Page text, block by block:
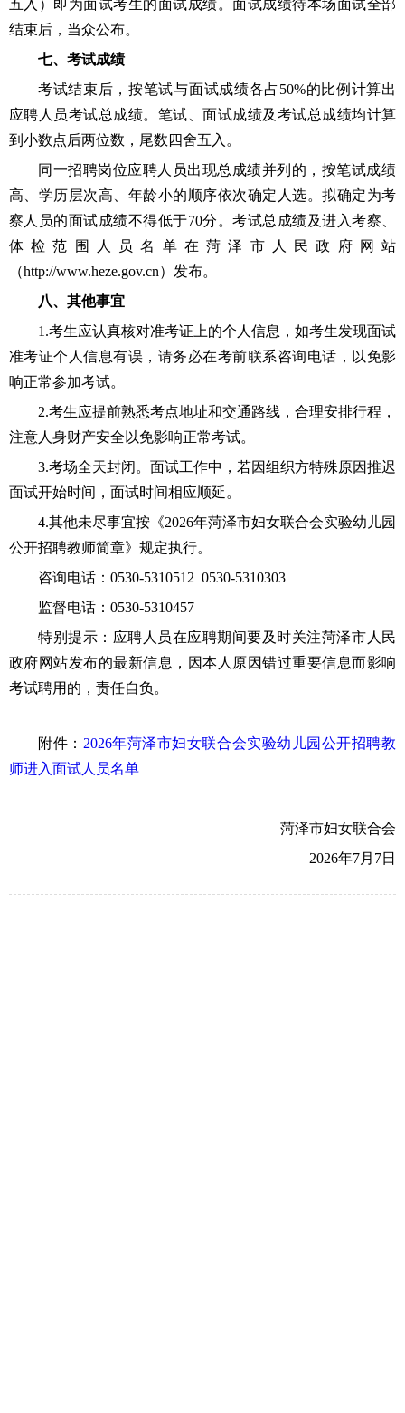
五入）即为面试考生的面试成绩。面试成绩待本场面试全部
结束后，当众公布。
七、考试成绩
考试结束后，按笔试与面试成绩各占50%的比例计算出
应聘人员考试总成绩。笔试、面试成绩及考试总成绩均计算
到小数点后两位数，尾数四舍五入。
同一招聘岗位应聘人员出现总成绩并列的，按笔试成绩
高、学历层次高、年龄小的顺序依次确定人选。拟确定为考
察人员的面试成绩不得低于70分。考试总成绩及进入考察、
体检范围人员名单在菏泽市
人民政府网站
（http://www.heze.gov.cn）发布。
八、其他事宜
1.考生应认真核对准考证上的个人信息，如考生发现面试
准考证个人信息有误，请务必在考前联系咨询电话，以免影
响正常参加考试。
2.考生应提前熟悉考点地址和交通路线，合理安排行程，
注意人身财产安全以免影响正常考试。
3.考场全天封闭。面试工作中，若因组织方特殊原因推迟
面试开始时间，面试时间相应顺延。
4.其他未尽事宜按《2026年菏泽市妇女联合会实验幼儿园
公开招聘教师简章》规定执行。
咨询电话： 0530-5310512 0530-5310303
监督电话： 0530-5310457
特别提示：应聘人员在应聘期间要及时关注菏泽市 人民
政府网站发布的最新信息，因本人原因错过重要信息而影响
考试聘用的，责任自负。
附件： 2026年菏泽市妇女联合会实验幼儿园 公开招聘教
师进入面试人员名单
菏泽市妇女联合会
2026年7月 7日